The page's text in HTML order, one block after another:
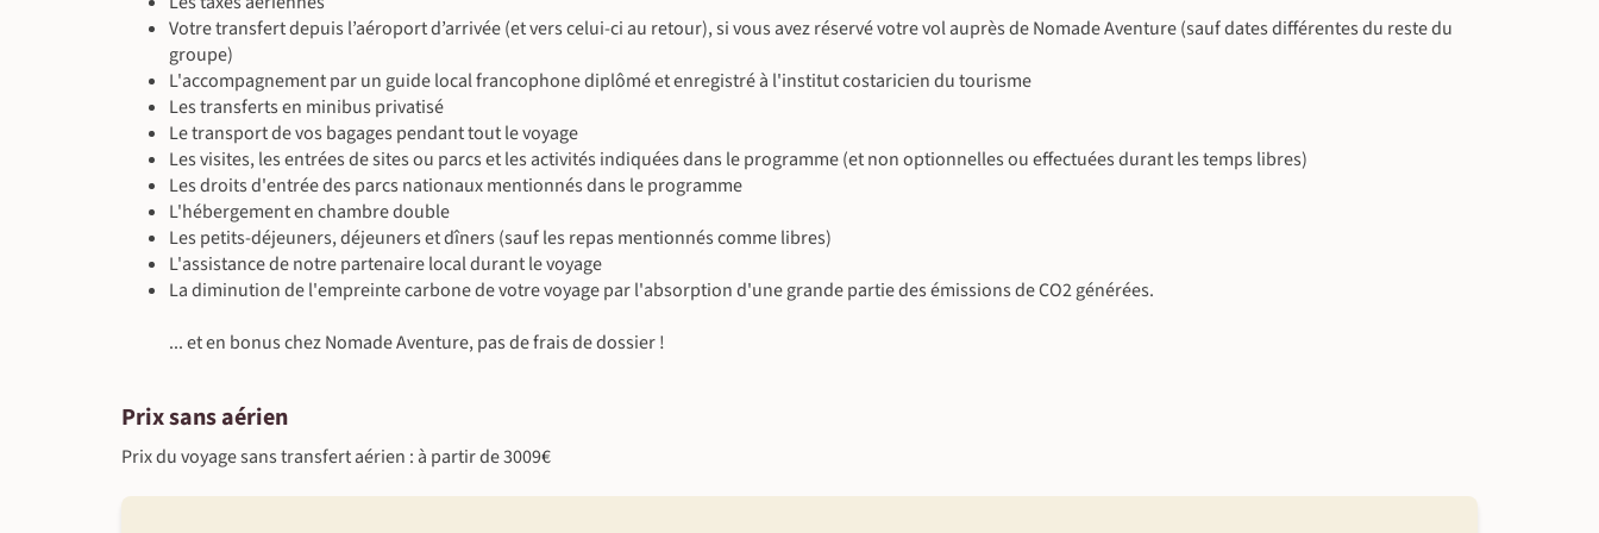
Votre transfert depuis l’aéroport d’arrivée (et vers celui-ci au retour), si vous avez réservé votre vol auprès de Nomade Aventure (sauf dates différentes du reste du
groupe)
L'accompagnement par un guide local francophone diplômé et enregistré à l'institut costaricien du tourisme
Les transferts en minibus privatisé
Le transport de vos bagages pendant tout le voyage
Les visites, les entrées de sites ou parcs et les activités indiquées dans le programme (et non optionnelles ou effectuées durant les temps libres)
Les droits d'entrée des parcs nationaux mentionnés dans le programme
L'hébergement en chambre double
Les petits-déjeuners, déjeuners et dîners (sauf les repas mentionnés comme libres)
L'assistance de notre partenaire local durant le voyage
La diminution de l'empreinte carbone de votre voyage par l'absorption d'une grande partie des émissions de CO2 générées.
... et en bonus chez Nomade Aventure, pas de frais de dossier !
Prix sans aérien
Prix du voyage sans transfert aérien : à partir de 3009€